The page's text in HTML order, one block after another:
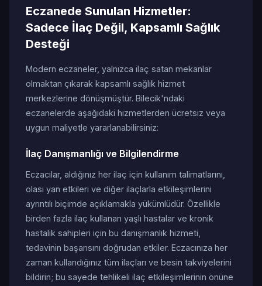
Eczanede Sunulan Hizmetler:
Sadece İlaç Değil, Kapsamlı Sağlık
Desteği
Modern eczaneler, yalnızca ilaç satan mekanlar
olmaktan çıkarak kapsamlı sağlık hizmet
merkezlerine dönüşmüştür. Bilecik'ndaki
eczanelerde aşağıdaki hizmetlerden ücretsiz veya
uygun maliyetle yararlanabilirsiniz:
İlaç Danışmanlığı ve Bilgilendirme
Eczacılar, aldığınız her ilaç için kullanım talimatlarını,
olası yan etkileri ve diğer ilaçlarla etkileşimlerini
ayrıntılı biçimde açıklamakla yükümlüdür. Özellikle
birden fazla ilaç kullanan yaşlı hastalar ve kronik
hastalık sahipleri için bu danışmanlık hizmeti,
tedavinin başarısını doğrudan etkiler. Eczacınıza her
zaman kullandığınız tüm ilaçları ve besin takviyelerini
bildirin; bu sayede tehlikeli ilaç etkileşimlerinin önüne